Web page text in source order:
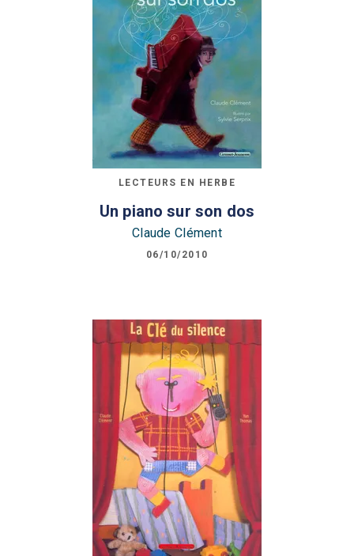
LECTEURS EN HERBE
Un piano sur son dos
Claude Clément
06/10/2010